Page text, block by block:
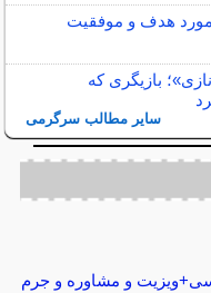
مورد هدف و موفقیت
بازیگری که
سایر مطالب سرگرمی
و مشاوره و جرم